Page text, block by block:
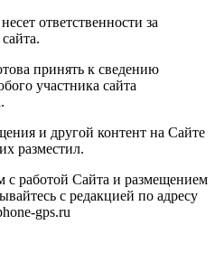
ответственности за
принять к сведению
участника сайта
и другой контент на Сайте
разместил.
с работой Сайта и размещением
с редакцией по адресу
gps.ru